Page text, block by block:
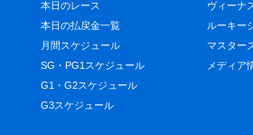
本日のレース
本日の払戻金一覧
月間スケジュール
SG・PG1スケジュール
G1・G2スケジュール
G3スケジュール
ヴィーナ
ルーキー
マスター
メディア